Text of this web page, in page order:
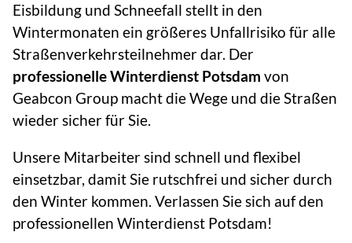
Eisbildung und Schneefall stellt in den
Wintermonaten ein größeres Unfallrisiko für alle
Straßenverkehrsteilnehmer dar. Der
professionelle Winterdienst Potsdam von
Geabcon Group macht die Wege und die Straßen
wieder sicher für Sie.
Unsere Mitarbeiter sind schnell und flexibel
einsetzbar, damit Sie rutschfrei und sicher durch
den Winter kommen. Verlassen Sie sich auf den
professionellen Winterdienst Potsdam!
Schneeräumung
Straßenreinigung
Flächenreinigung
Veranstaltungsreinigung
Schnelle
Eiszapfenbeseitigung
Blog
Kontakt
Anfrage Winterdienst
Datenschutzerklärung
Impressum